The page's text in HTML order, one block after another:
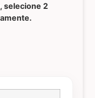
selecione 2